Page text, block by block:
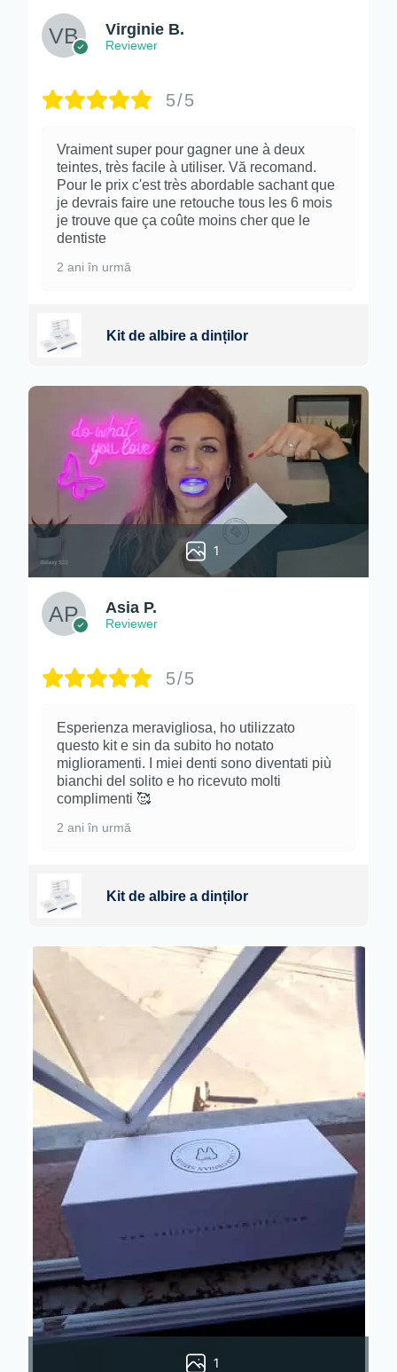
Virginie B.
Reviewer
5/5
Vraiment super pour gagner une à deux
teintes, très facile à utiliser. Vă recomand.
Pour le prix c'est très abordable sachant que
je devrais faire une retouche tous les 6 mois
je trouve que ça coûte moins cher que le
dentiste
2 ani în urmă
Kit de albire a dinților
1
Asia P.
Reviewer
5/5
Esperienza meravigliosa, ho utilizzato
questo kit e sin da subito ho notato
miglioramenti. I miei denti sono diventati più
bianchi del solito e ho ricevuto molti
complimenti 🥰
2 ani în urmă
Kit de albire a dinților
1